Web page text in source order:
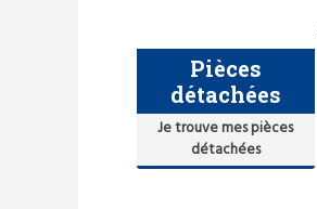
Pièces
détachées
Je trouve mes pièces
détachées